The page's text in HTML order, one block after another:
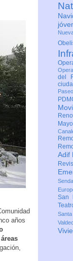
años
áreas
del
Adif
San